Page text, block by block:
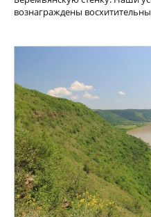
вознаграждены